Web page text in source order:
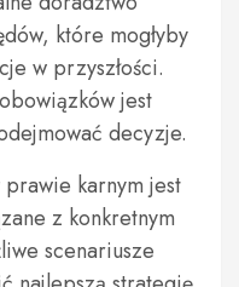
które mogłyby
w przyszłości.
jest
decyzje.
karnym jest
z konkretnym
scenariusze